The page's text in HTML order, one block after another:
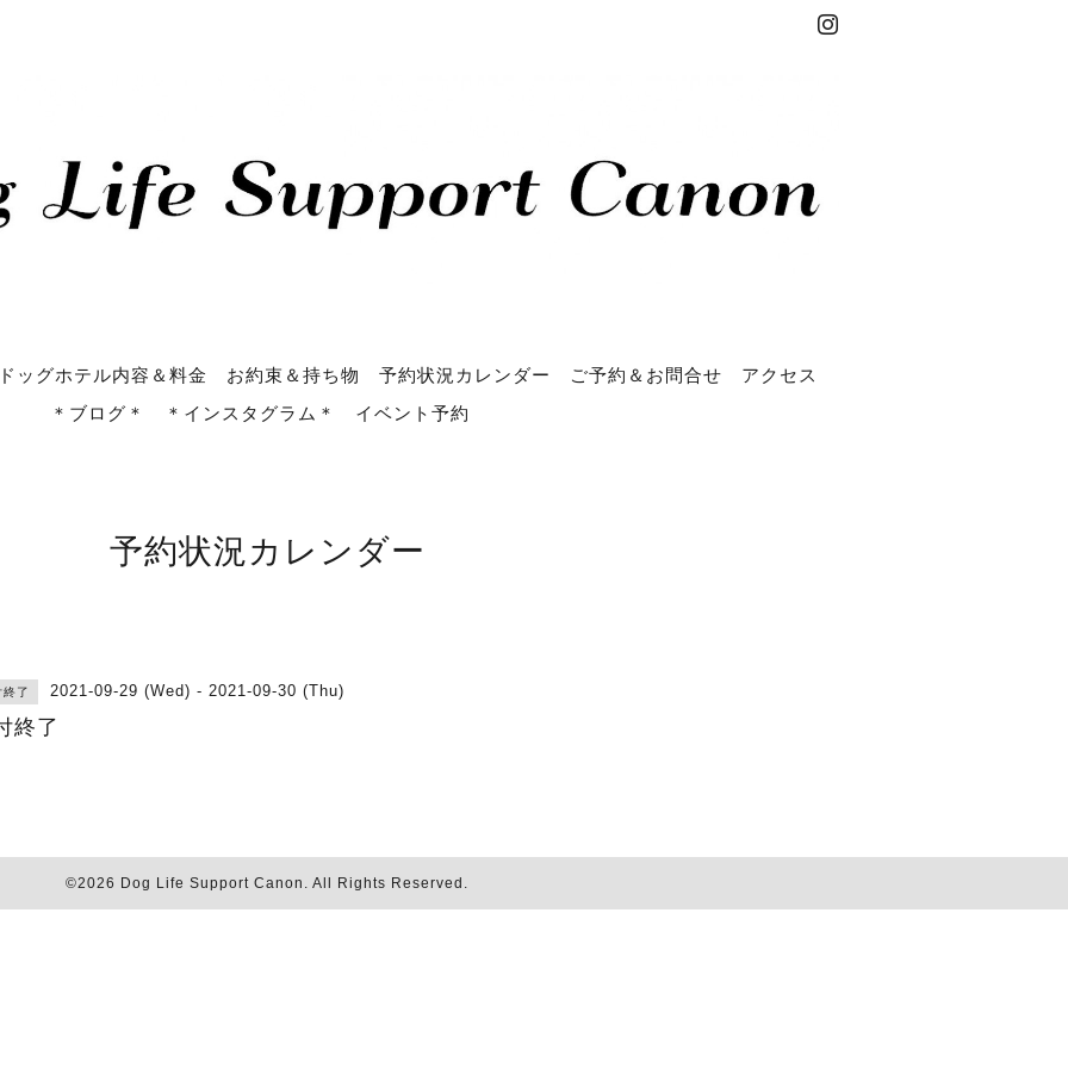
ッグホテル内容＆料金 お約束＆持ち物 予約状況カレンダー ご予約＆お問合せ
アクセス
＊ブログ＊
＊インスタグラム＊ イベント予約
予約状況カレンダー
終了 2021-09-29 (Wed) - 2021-09-30 (Thu)
終了
©2026 Dog Life Support Canon . All Rights Reserved.